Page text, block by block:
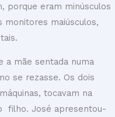
porque eram minúsculos
monitores maiúsculos,
a mãe sentada numa
se rezasse. Os dois
tocavam na
filho. José apresentou-